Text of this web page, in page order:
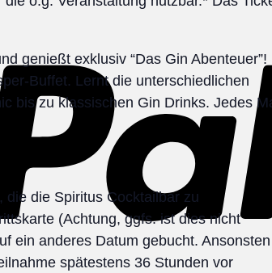
genießt exklusiv “Das Gin Abenteuer”!
Buffet. Lernt die unterschiedlichen
bis zu klassischen Gin Drinks. Jedes
die Spiritus Cocktailbar zu
(Achtung, ggfs. ist dies nicht
ein anderes Datum gebucht. Ansonsten
spätestens 36 Stunden vor